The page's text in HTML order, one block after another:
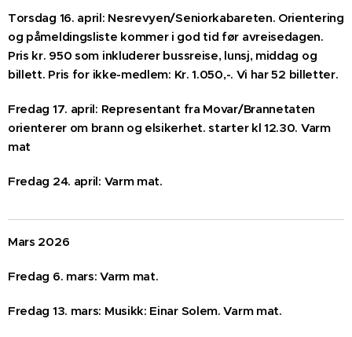
Torsdag 16. april: Nesrevyen/Seniorkabareten. Orientering
og påmeldingsliste kommer i god tid før avreisedagen.
Pris kr. 950 som inkluderer bussreise, lunsj, middag og
billett. Pris for ikke-medlem: Kr. 1.050,-. Vi har 52 billetter.
Fredag 17. april: Representant fra Movar/Brannetaten
orienterer om brann og elsikerhet. starter kl 12.30. Varm
mat
Fredag 24. april: Varm mat.
Mars 2026
Fredag 6. mars: Varm mat.
Fredag 13. mars: Musikk: Einar Solem. Varm mat.